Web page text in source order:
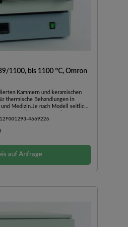
1100, bis 1100 °C, Omron
Kammern und keramischen
thermische Behandlungen in
Medizin.Je nach Modell seitlich,
E5CC-T: programmierbarer PID-
und 32 Programmsegmenten
4669226
auf Anfrage